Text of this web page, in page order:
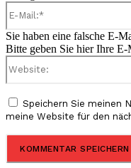
Sie haben eine falsche E-
Bitte geben Sie hier Ihre
Speichern Sie meinen
meine Website für den